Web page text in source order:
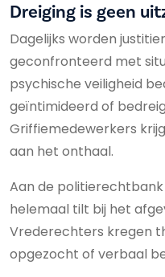
Dreiging is geen
Dagelijks worden
geconfronteerd met
psychische veiligheid
geïntimideerd of
Griffiemedewerkers
aan het onthaal.
Aan de
helemaal tilt bij het
Vrederechters kregen
opgezocht of verbaal